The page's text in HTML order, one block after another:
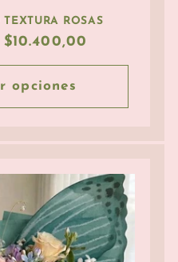
ROSAS
opciones